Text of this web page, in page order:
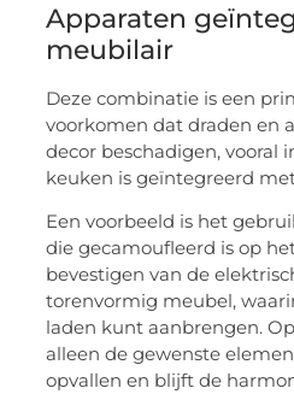
Apparaten
meubilair
Deze combinatie is een
voorkomen dat draden en
decor beschadigen, vooral
keuken is geïntegreerd
Een voorbeeld is het
die gecamoufleerd is op
bevestigen van de
torenvormig meubel,
laden kunt aanbrengen.
alleen de gewenste
opvallen en blijft de